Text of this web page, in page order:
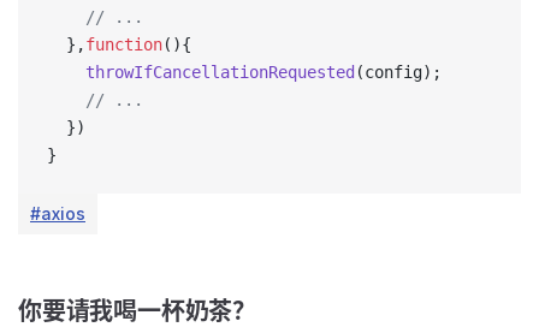
    // ...
  },
function(){
    throwIfCancellationRequested
(config);
    // ...
  })
}
#axios
你要请我喝一杯奶茶？